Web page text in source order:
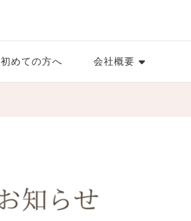
初めての方へ 会社概要